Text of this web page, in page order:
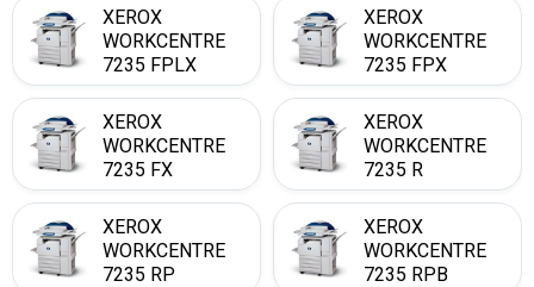
XEROX
WORKCENTRE
7235 FPLX
XEROX
WORKCENTRE
7235 FPX
XEROX
WORKCENTRE
7235 FX
XEROX
WORKCENTRE
7235 R
XEROX
WORKCENTRE
7235 RP
XEROX
WORKCENTRE
7235 RPB